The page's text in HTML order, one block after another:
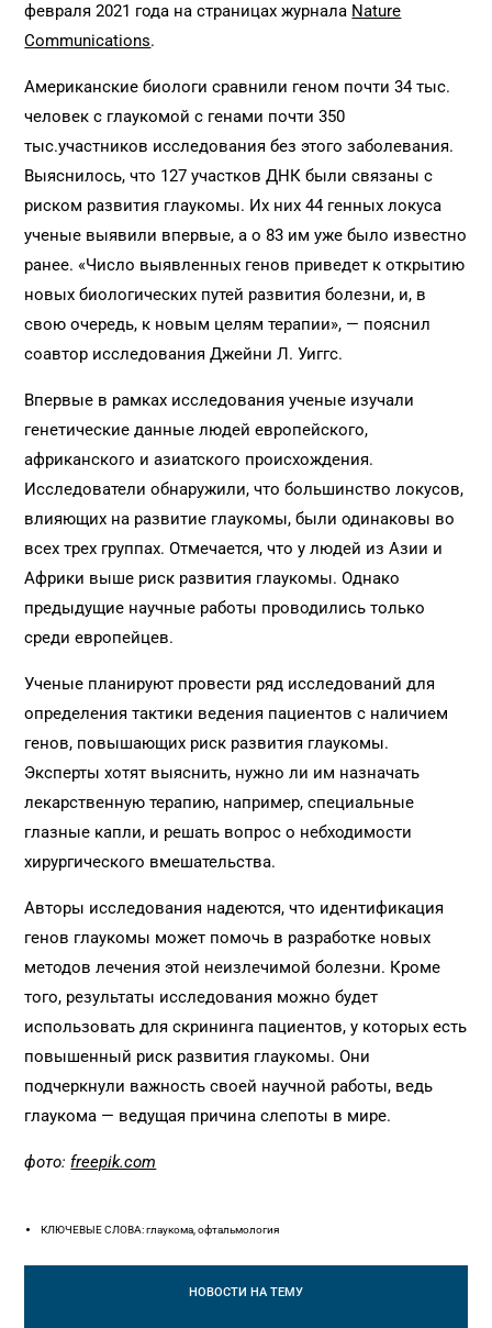
февраля 2021 года на страницах журнала Nature
Communications.
Американские биологи сравнили геном почти 34 тыс.
человек с глаукомой с генами почти 350
тыс.участников исследования без этого заболевания.
Выяснилось, что 127 участков ДНК были связаны с
риском развития глаукомы. Их них 44 генных локуса
ученые выявили впервые, а о 83 им уже было известно
ранее. «Число выявленных генов приведет к открытию
новых биологических путей развития болезни, и, в
свою очередь, к новым целям терапии», — пояснил
соавтор исследования Джейни Л. Уиггс.
Впервые в рамках исследования ученые изучали
генетические данные людей европейского,
африканского и азиатского происхождения.
Исследователи обнаружили, что большинство локусов,
влияющих на развитие глаукомы, были одинаковы во
всех трех группах. Отмечается, что у людей из Азии и
Африки выше риск развития глаукомы. Однако
предыдущие научные работы проводились только
среди европейцев.
Ученые планируют провести ряд исследований для
определения тактики ведения пациентов с наличием
генов, повышающих риск развития глаукомы.
Эксперты хотят выяснить, нужно ли им назначать
лекарственную терапию, например, специальные
глазные капли, и решать вопрос о небходимости
хирургического вмешательства.
Авторы исследования надеются, что идентификация
генов глаукомы может помочь в разработке новых
методов лечения этой неизлечимой болезни. Кроме
того, результаты исследования можно будет
использовать для скрининга пациентов, у которых есть
повышенный риск развития глаукомы. Они
подчеркнули важность своей научной работы, ведь
глаукома — ведущая причина слепоты в мире.
фото: freepik.com
КЛЮЧЕВЫЕ СЛОВА: глаукома, офтальмология
НОВОСТИ НА ТЕМУ